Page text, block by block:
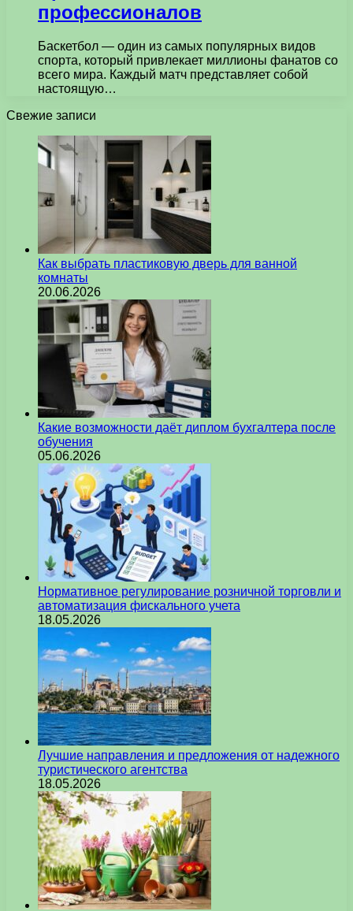
профессионалов
Баскетбол — один из самых популярных видов
спорта, который привлекает миллионы фанатов со
всего мира. Каждый матч представляет собой
настоящую…
Свежие записи
Как выбрать пластиковую дверь для ванной
комнаты
20.06.2026
Какие возможности даёт диплом бухгалтера после
обучения
05.06.2026
Нормативное регулирование розничной торговли и
автоматизация фискального учета
18.05.2026
Лучшие направления и предложения от надежного
туристического агентства
18.05.2026